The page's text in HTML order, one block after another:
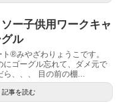
ー子供用ワークキャ
ル
®︎みやざわりょうこです。
にゴーグル忘れて、ダメ元で
ら、、、 目の前の棚...
記事を読む